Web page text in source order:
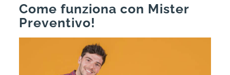
Come funziona con Mister
Preventivo!